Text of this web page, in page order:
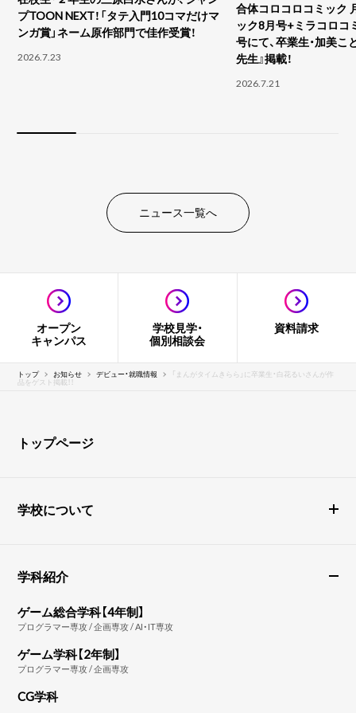
プTOON NEXT！「タテ入門10コマだけマ
ンガ賞」ネーム原作部門で佳作受賞！
2026.7.23
合体コロコロコミック
ック8月号+ミラコロコ
号にて、卒業生・加美こ
先生』掲載！
2026.7.21
ニュース一覧へ
オープン
キャンパス
学校見学・
個別相談会
資料請求
トップ お知らせ デビュー・就職情報 「まんがタイムきらら」に卒業生・白花るいさんが作
品をゲスト掲載！！
トップページ
学校について
学科紹介
ゲーム総合学科【4年制】
プログラマー専攻 / 企画専攻 / AI・IT専攻
ゲーム学科【2年制】
プログラマー専攻 / 企画専攻
CG学科